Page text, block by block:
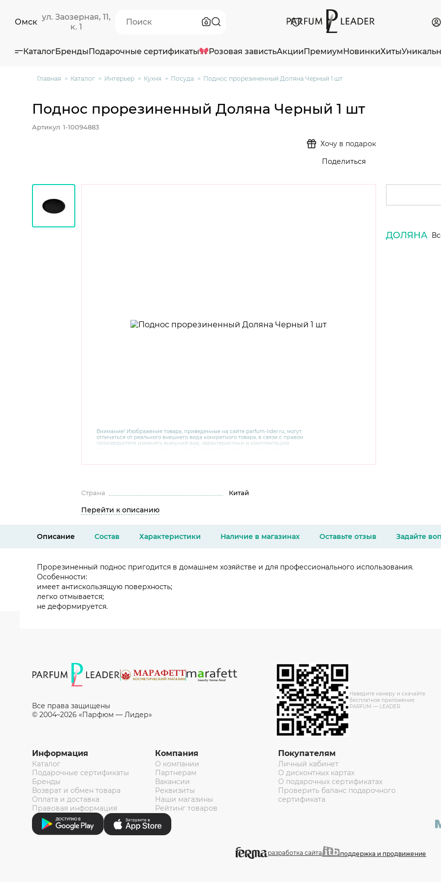
Омск
ул. Заозерная, 11,
к. 1
КаталогБрендыПодарочные сертификаты Розовая завистьАкцииПремиумНовинкиХиты
Главная Каталог Интерьер Кухня Посуда Поднос прорезиненный Доляна Черный 1 шт
Внимание! Изображения товара, приведенные на сайте parfum-lider.ru, могут
отличаться от реального внешнего вида конкретного товара, в связи с правом
производителя изменять внешний вид, характеристики и комплектацию
консультантов по номеру 8 800 200 78 80.
Поднос прорезиненный Доляна Черный 1 шт
Артикул 1-10094883
Хочу в подарок
Поделиться
Страна Китай
Перейти к описанию
ДОЛЯНА
Описание Состав Характеристики Наличие в магазинах Оставьте отзыв Задайте
Прорезиненный поднос пригодится в домашнем хозяйстве и для профессионального использования.
Особенности:
имеет антискользящую поверхность;
легко отмывается;
не деформируется.
Все права защищены
© 2004–2026 «Парфюм — Лидер»
Наведите камеру и скачайте
бесплатное приложение
PARFUM — LEADER
Информация
Каталог
Подарочные сертификаты
Бренды
Возврат и обмен товара
Оплата и доставка
Правовая информация
Компания
О компании
Партнерам
Вакансии
Реквизиты
Наши магазины
Рейтинг товаров
Покупателям
Личный кабинет
О дисконтных картах
О подарочных сертификатах
Проверить баланс подарочного
сертификата
разработка сайта поддержка и продвижение